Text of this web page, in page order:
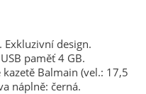
Exkluzivní design.
paměť 4 GB.
Balmain (vel.: 17,5
náplně: černá.